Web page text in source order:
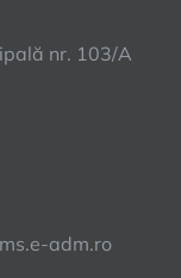
nr. 103/A
adm.ro